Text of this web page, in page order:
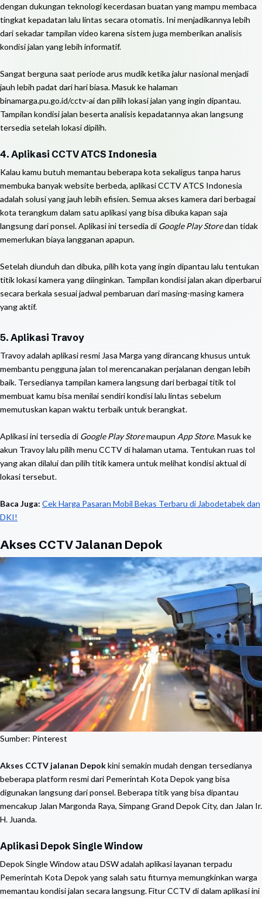
dengan dukungan teknologi kecerdasan buatan yang mampu membaca
tingkat kepadatan lalu lintas secara otomatis. Ini menjadikannya lebih
dari sekadar tampilan video karena sistem juga memberikan analisis
kondisi jalan yang lebih informatif.
Sangat berguna saat periode arus mudik ketika jalur nasional menjadi
jauh lebih padat dari hari biasa. Masuk ke halaman
binamarga.pu.go.id/cctv-ai dan pilih lokasi jalan yang ingin dipantau.
Tampilan kondisi jalan beserta analisis kepadatannya akan langsung
tersedia setelah lokasi dipilih.
4. Aplikasi CCTV ATCS Indonesia
Kalau kamu butuh memantau beberapa kota sekaligus tanpa harus
membuka banyak website berbeda, aplikasi CCTV ATCS Indonesia
adalah solusi yang jauh lebih efisien. Semua akses kamera dari berbagai
kota terangkum dalam satu aplikasi yang bisa dibuka kapan saja
langsung dari ponsel. Aplikasi ini tersedia di Google Play Storedan tidak
memerlukan biaya langganan apapun.
Setelah diunduh dan dibuka, pilih kota yang ingin dipantau lalu tentukan
titik lokasi kamera yang diinginkan. Tampilan kondisi jalan akan diperbarui
secara berkala sesuai jadwal pembaruan dari masing-masing kamera
yang aktif.
5. Aplikasi Travoy
Travoy adalah aplikasi resmi Jasa Marga yang dirancang khusus untuk
membantu pengguna jalan tol merencanakan perjalanan dengan lebih
baik. Tersedianya tampilan kamera langsung dari berbagai titik tol
membuat kamu bisa menilai sendiri kondisi lalu lintas sebelum
memutuskan kapan waktu terbaik untuk berangkat.
Aplikasi ini tersedia di Google Play Storemaupun App Store. Masuk ke
akun Travoy lalu pilih menu CCTV di halaman utama. Tentukan ruas tol
yang akan dilalui dan pilih titik kamera untuk melihat kondisi aktual di
lokasi tersebut.
Baca Juga: Cek Harga Pasaran Mobil Bekas Terbaru di Jabodetabek dan
DKI!
Akses CCTV Jalanan Depok
Sumber: Pinterest
Akses CCTV jalanan Depokkini semakin mudah dengan tersedianya
beberapa platform resmi dari Pemerintah Kota Depok yang bisa
digunakan langsung dari ponsel. Beberapa titik yang bisa dipantau
mencakup Jalan Margonda Raya, Simpang Grand Depok City, dan Jalan Ir.
H. Juanda.
Aplikasi Depok Single Window
Depok Single Window atau DSW adalah aplikasi layanan terpadu
Pemerintah Kota Depok yang salah satu fiturnya memungkinkan warga
memantau kondisi jalan secara langsung. Fitur CCTV di dalam aplikasi ini